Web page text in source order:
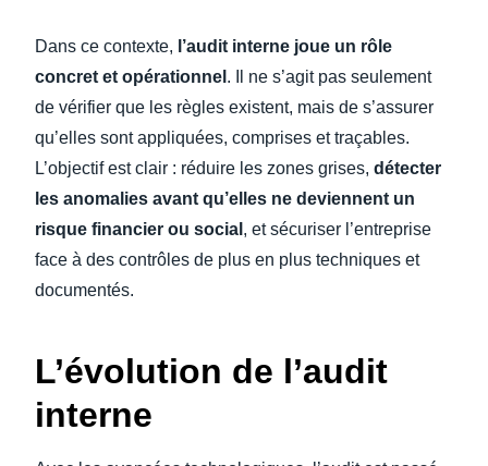
Dans ce contexte, l’audit interne joue un rôle
concret et opérationnel . Il ne s’agit pas seulement
de vérifier que les règles existent, mais de s’assurer
qu’elles sont appliquées, comprises et traçables.
L’objectif est clair : réduire les zones grises, détecter
les anomalies avant qu’elles ne deviennent un
risque financier ou social , et sécuriser l’entreprise
face à des contrôles de plus en plus techniques et
documentés.
L’évolution de l’audit
interne